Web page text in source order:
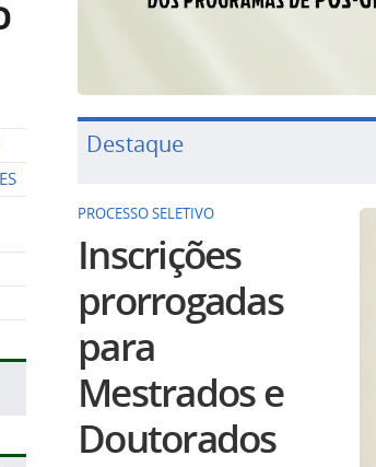
Destaque
PROCESSO SELETIVO
Inscrições
prorrogadas
para
Mestrados e
Doutorados